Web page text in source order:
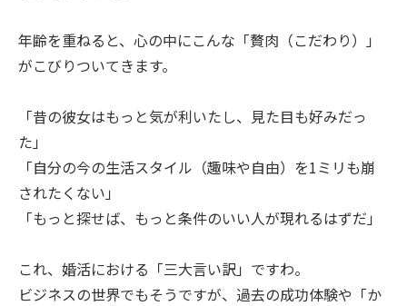
年齢を重ねると、心の中にこんな「贅肉（こだわり）」
がこびりついてきます。
「昔の彼女はもっと気が利いたし、見た目も好みだっ
た」
「自分の今の生活スタイル（趣味や自由）を1ミリも崩
されたくない」
「もっと探せば、もっと条件のいい人が現れるはずだ」
これ、婚活における「三大言い訳」ですわ。
ビジネスの世界でもそうですが、過去の成功体験や「か